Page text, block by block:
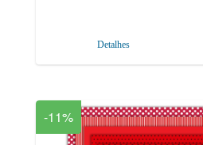
Detalhes
-11%